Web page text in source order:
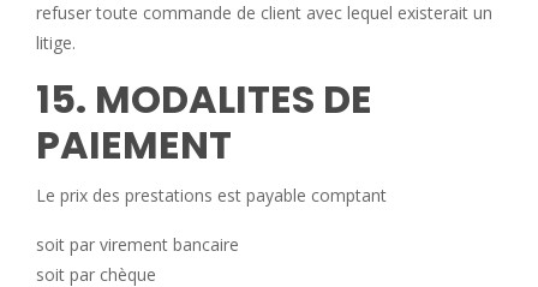
refuser toute commande de client avec lequel existerait un
litige.
15. MODALITES DE
PAIEMENT
Le prix des prestations est payable comptant
soit par virement bancaire
soit par chèque